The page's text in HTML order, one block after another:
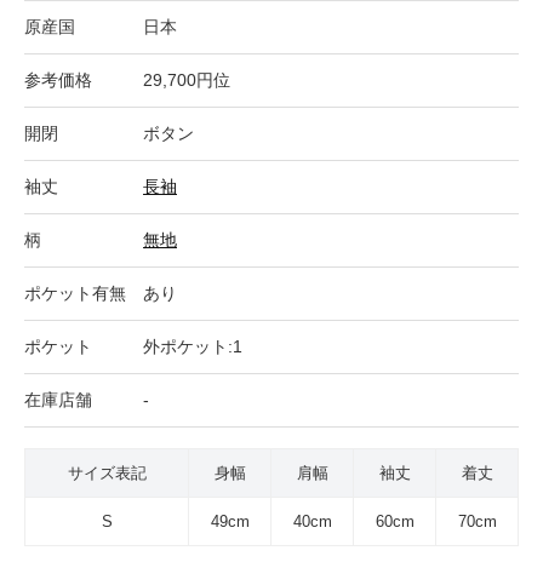
原産国 日本
参考価格 29,700円位
開閉 ボタン
袖丈 長袖
柄 無地
ポケット有無 あり
ポケット 外ポケット:1
在庫店舗 -
サイズ表記 身幅 肩幅 袖丈 着丈
S 49cm 40cm 60cm 70cm